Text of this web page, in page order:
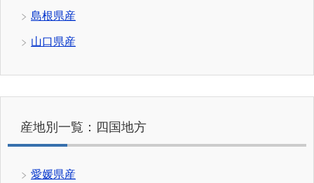
島根県産
山口県産
産地別一覧：四国地方
愛媛県産